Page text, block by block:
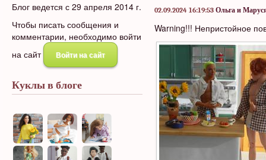
Блог ведется с 29 апреля 2014 г.
Чтобы писать сообщения и
комментарии, необходимо войти
на сайт
Войти на сайт
Куклы в блоге
02.09.2024 16:19:53 Ольга и
Warning!!! Непристойное